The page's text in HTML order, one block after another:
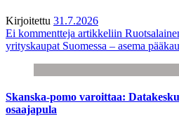
Kirjoitettu 31.7.2026
Ei kommentteja artikkeliin
yrityskaupat Suomessa – asema
Skanska-pomo varoittaa:
osaajapula